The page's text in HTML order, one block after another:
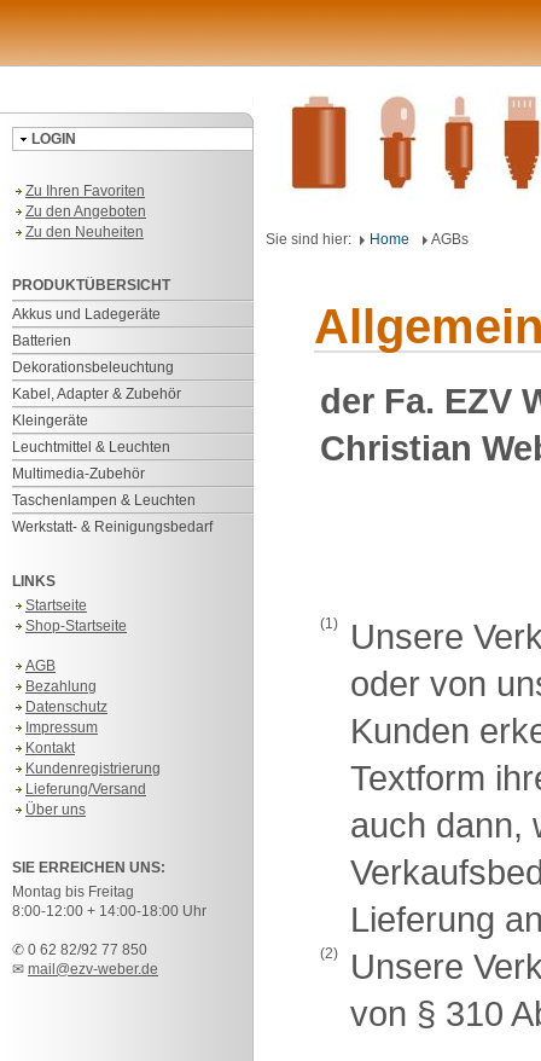
LOGIN
Zu Ihren Favoriten
Zu den Angeboten
Zu den Neuheiten
PRODUKTÜBERSICHT
Akkus und Ladegeräte
Batterien
Dekorationsbeleuchtung
Kabel, Adapter & Zubehör
Kleingeräte
Leuchtmittel & Leuchten
Multimedia-Zubehör
Taschenlampen & Leuchten
Werkstatt- & Reinigungsbedarf
LINKS
Startseite
Shop-Startseite
AGB
Bezahlung
Datenschutz
Impressum
Kontakt
Kundenregistrierung
Lieferung/Versand
Über uns
SIE ERREICHEN UNS:
Montag bis Freitag
8:00-12:00 + 14:00-18:00 Uhr
✆ 0 62 82/92 77 850
✉ mail@ezv-weber.de
Sie sind hier: Home AGBs
der Fa. EZV
Christian
(1)
Unsere
oder von
Kunden
Textform
auch dann,
Lieferung
(2)
Unsere
von § 310